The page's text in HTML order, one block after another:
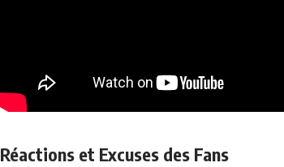
Réactions et Excuses des Fans